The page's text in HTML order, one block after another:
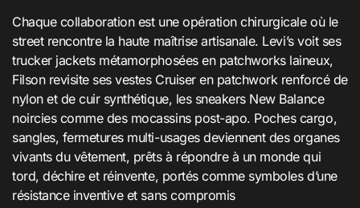
Chaque collaboration est une opération chirurgicale où le
street rencontre la haute maîtrise artisanale. Levi’s voit ses
trucker jackets métamorphosées en patchworks laineux,
Filson revisite ses vestes Cruiser en patchwork renforcé de
nylon et de cuir synthétique, les sneakers New Balance
noircies comme des mocassins post-apo. Poches cargo,
sangles, fermetures multi-usages deviennent des organes
vivants du vêtement, prêts à répondre à un monde qui
tord, déchire et réinvente, portés comme symboles d’une
résistance inventive et sans compromis